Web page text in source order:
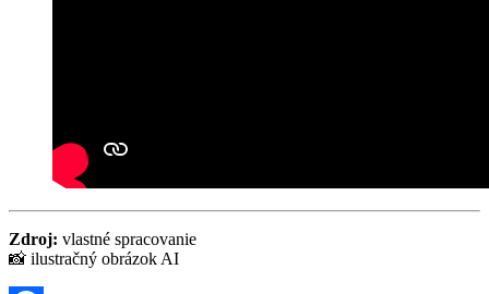
Zdroj: vlastné spracovanie
📸 ilustračný obrázok AI